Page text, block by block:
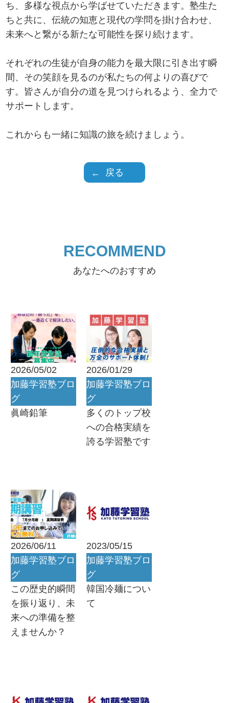
ち、多様な視点から学ばせていただきます。塾生た
ちと共に、伝統の知恵と現代の学問を掛け合わせ、
未来へと繋がる新たな可能性を探り続けます。
それぞれの生徒が自身の能力を最大限に引き出す瞬
間、その笑顔を見るのが私たちの何よりの喜びで
す。皆さんが自分の道を見つけられるよう、全力で
サポートします。
これからも一緒に知識の旅を続けましょう。
戻る
RECOMMEND
あなたへのおすすめ
2026/05/02
加藤学習塾ブロ
グ
眞崎鉛筆
2026/01/29
加藤学習塾ブロ
グ
多くのトップ校
への合格実績を
誇る学習塾です
2026/06/11
加藤学習塾ブロ
グ
この歴史的瞬間
を振り返り、未
来への準備を整
えませんか？
2023/05/15
加藤学習塾ブロ
グ
韓国冷麺につい
て